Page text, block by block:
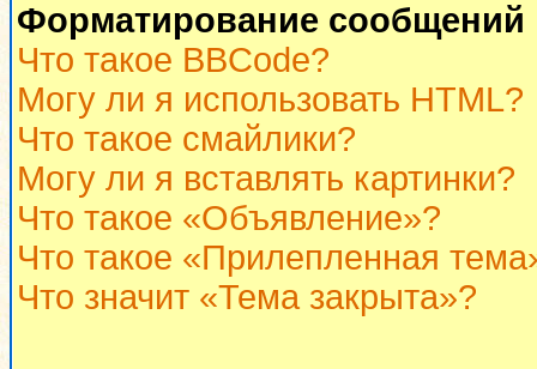
Форматирование
Что такое BBCode?
Могу ли я использовать HTML?
Что такое смайлики?
Могу ли я вставлять картинки?
Что такое «Объявление»?
Что такое «Прилепленная
Что значит «Тема закрыта»?